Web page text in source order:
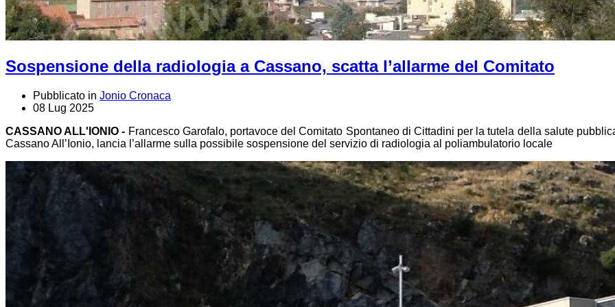
Sospensione della radiologia a Cassano, scatta l’allarme del Comitato
Pubblicato in Jonio Cronaca
08 Lug 2025
CASSANO ALL'IONIO - Francesco Garofalo, portavoce del Comitato Spontaneo di Cittadini per la tutela della salute
Cassano All’Ionio, lancia l’allarme sulla possibile sospensione del servizio di radiologia al poliambulatorio locale